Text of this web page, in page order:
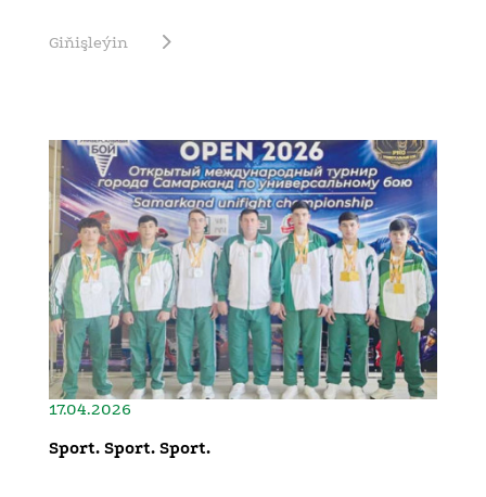
Giňişleýin
17.04.2026
Sport. Sport. Sport.